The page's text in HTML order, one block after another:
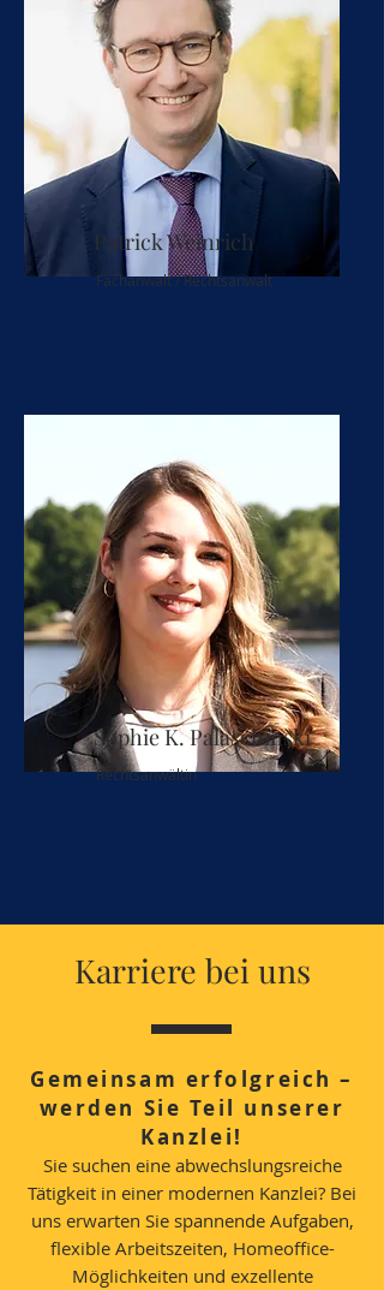
Patrick Weinrich
Fachanwalt / Rechtsanwalt
Sophie K. Palaschinski
Rechtsanwältin
Karriere bei uns
Gemeinsam erfolgreich –
werden Sie Teil unserer
Kanzlei!
Sie suchen eine abwechslungsreiche
Tätigkeit in einer modernen Kanzlei? Bei
uns erwarten Sie spannende Aufgaben,
flexible Arbeitszeiten, Homeoffice-
Möglichkeiten und exzellente